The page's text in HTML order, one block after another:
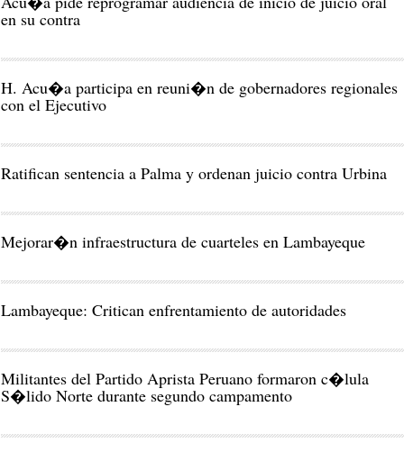
en su contra
H. Acu�a participa en reuni�n de gobernadores regionales
con el Ejecutivo
Ratifican sentencia a Palma y ordenan juicio contra Urbina
Mejorar�n infraestructura de cuarteles en Lambayeque
Lambayeque: Critican enfrentamiento de autoridades
Militantes del Partido Aprista Peruano formaron c�lula
S�lido Norte durante segundo campamento